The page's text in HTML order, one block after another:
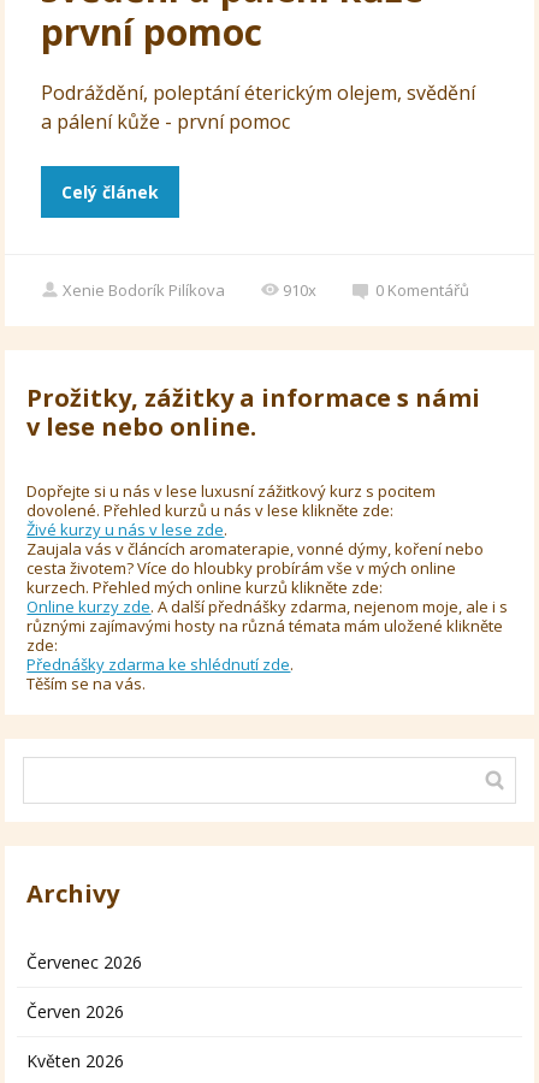
první pomoc
Podráždění, poleptání éterickým olejem, svědění
a pálení kůže - první pomoc
Celý článek
Xenie Bodorík Pilíkova 910x 0 Komentářů
Prožitky, zážitky a informace s námi
v lese nebo online.
Dopřejte si u nás v lese luxusní zážitkový kurz s pocitem
dovolené. Přehled kurzů u nás v lese klikněte zde:
Živé kurzy u nás v lese zde.
Zaujala vás v článcích aromaterapie, vonné dýmy, koření nebo
cesta životem? Více do hloubky probírám vše v mých online
kurzech. Přehled mých online kurzů klikněte zde:
Online kurzy zde. A další přednášky zdarma, nejenom moje, ale i s
různými zajímavými hosty na různá témata mám uložené klikněte
zde:
Přednášky zdarma ke shlédnutí zde.
Těším se na vás.
Archivy
Červenec 2026
Červen 2026
Květen 2026